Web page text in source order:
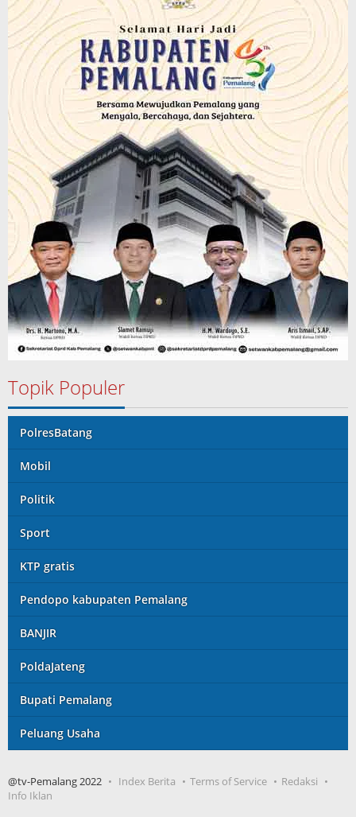
Topik Populer
PolresBatang
Mobil
Politik
Sport
KTP gratis
Pendopo kabupaten Pemalang
BANJIR
PoldaJateng
Bupati Pemalang
Peluang Usaha
@tv-Pemalang 2022 Index Berita Terms of Service
Redaksi
Info Iklan